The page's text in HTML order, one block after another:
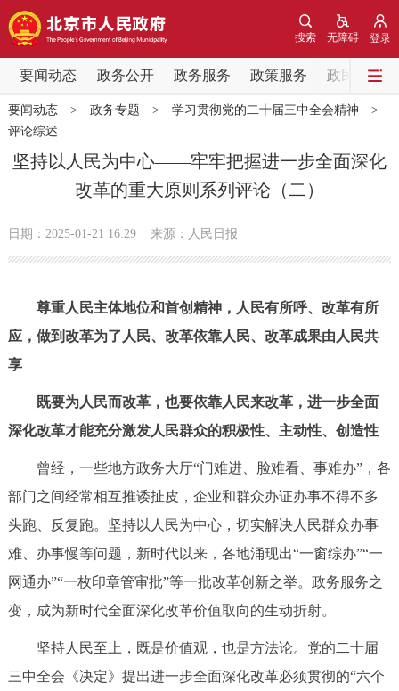
登录
无障碍
搜索
要闻动态 政务公开 政务服务 政策服务 政民互动
要闻动态
党中央精神 国务院信息 中央部委动态
北京要闻 会议信息 部门动态
市领导 机构职能 政策服务
决策公开 专题公开
政务服务
便民服务 利企服务 投资项目
中介服务 阳光政务
要闻动态> 政务专题 > 学习贯彻党的二十届三中全会精神 >
评论综述
坚持以人民为中心——牢牢把握进一步全面深化
改革的重大原则系列评论（二）
日期：2025-01-21 16:29 来源：人民日报
尊重人民主体地位和首创精神，人民有所呼、改革有所
应，做到改革为了人民、改革依靠人民、改革成果由人民共
享
既要为人民而改革，也要依靠人民来改革，进一步全面
深化改革才能充分激发人民群众的积极性、主动性、创造性
曾经，一些地方政务大厅“门难进、脸难看、事难办”，各
部门之间经常相互推诿扯皮，企业和群众办证办事不得不多
头跑、反复跑。坚持以人民为中心，切实解决人民群众办事
难、办事慢等问题，新时代以来，各地涌现出“一窗综办”“一
网通办”“一枚印章管审批”等一批改革创新之举。政务服务之
变，成为新时代全面深化改革价值取向的生动折射。
坚持人民至上，既是价值观，也是方法论。党的二十届
三中全会《决定》提出进一步全面深化改革必须贯彻的“六个